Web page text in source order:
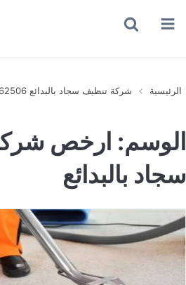
القائمة
الرئيسية شركة تنظيف سجاد بالبدائع 0503162506
الوسم: ارخص
سجاد بالبدائع